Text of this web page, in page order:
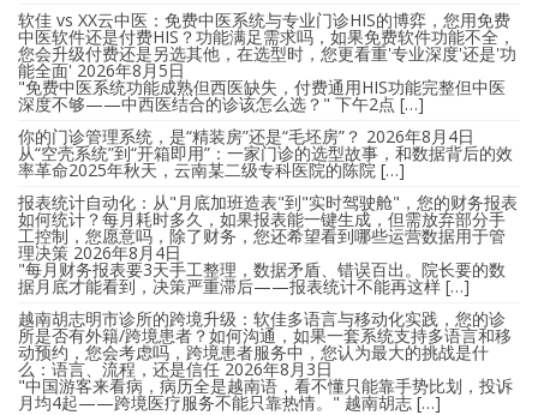
软佳 vs XX云中医：免费中医系统与专业门诊HIS的博弈，您用免费
中医软件还是付费HIS？功能满足需求吗，如果免费软件功能不全，
您会升级付费还是另选其他，在选型时，您更看重'专业深度'还是'功
能全面' 2026年8月5日
"免费中医系统功能成熟但西医缺失，付费通用HIS功能完整但中医
深度不够——中西医结合的诊该怎么选？" 下午2点 […]
你的门诊管理系统，是“精装房”还是“毛坯房”？ 2026年8月4日
从“空壳系统”到“开箱即用”：一家门诊的选型故事，和数据背后的效
率革命2025年秋天，云南某二级专科医院的陈院 […]
报表统计自动化：从"月底加班造表"到"实时驾驶舱"，您的财务报表
如何统计？每月耗时多久，如果报表能一键生成，但需放弃部分手
工控制，您愿意吗，除了财务，您还希望看到哪些运营数据用于管
理决策 2026年8月4日
"每月财务报表要3天手工整理，数据矛盾、错误百出。院长要的数
据月底才能看到，决策严重滞后——报表统计不能再这样 […]
越南胡志明市诊所的跨境升级：软佳多语言与移动化实践，您的诊
所是否有外籍/跨境患者？如何沟通，如果一套系统支持多语言和移
动预约，您会考虑吗，跨境患者服务中，您认为最大的挑战是什
么：语言、流程，还是信任 2026年8月3日
"中国游客来看病，病历全是越南语，看不懂只能靠手势比划，投诉
月均4起——跨境医疗服务不能只靠热情。" 越南胡志 […]